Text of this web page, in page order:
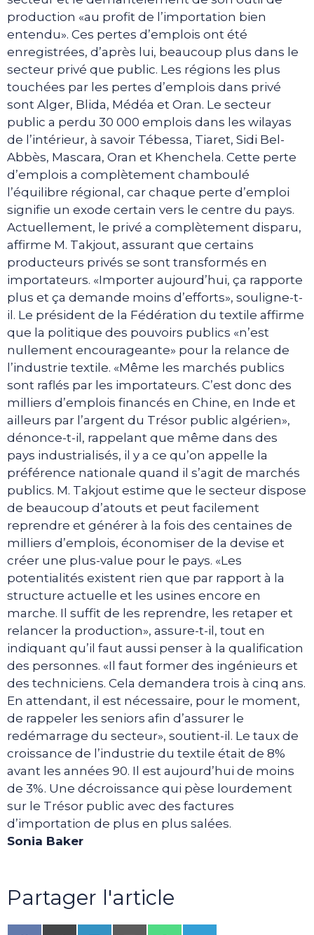
production «au profit de l’importation bien
entendu». Ces pertes d’emplois ont été
enregistrées, d’après lui, beaucoup plus dans le
secteur privé que public. Les régions les plus
touchées par les pertes d’emplois dans privé
sont Alger, Blida, Médéa et Oran. Le secteur
public a perdu 30 000 emplois dans les wilayas
de l’intérieur, à savoir Tébessa, Tiaret, Sidi Bel-
Abbès, Mascara, Oran et Khenchela. Cette perte
d’emplois a complètement chamboulé
l’équilibre régional, car chaque perte d’emploi
signifie un exode certain vers le centre du pays.
Actuellement, le privé a complètement disparu,
affirme M. Takjout, assurant que certains
producteurs privés se sont transformés en
importateurs. «Importer aujourd’hui, ça rapporte
plus et ça demande moins d’efforts», souligne-t-
il. Le président de la Fédération du textile affirme
que la politique des pouvoirs publics «n’est
nullement encourageante» pour la relance de
l’industrie textile. «Même les marchés publics
sont raflés par les importateurs. C’est donc des
milliers d’emplois financés en Chine, en Inde et
ailleurs par l’argent du Trésor public algérien»,
dénonce-t-il, rappelant que même dans des
pays industrialisés, il y a ce qu’on appelle la
préférence nationale quand il s’agit de marchés
publics. M. Takjout estime que le secteur dispose
de beaucoup d’atouts et peut facilement
reprendre et générer à la fois des centaines de
milliers d’emplois, économiser de la devise et
créer une plus-value pour le pays. «Les
potentialités existent rien que par rapport à la
structure actuelle et les usines encore en
marche. Il suffit de les reprendre, les retaper et
relancer la production», assure-t-il, tout en
indiquant qu’il faut aussi penser à la qualification
des personnes. «Il faut former des ingénieurs et
des techniciens. Cela demandera trois à cinq ans.
En attendant, il est nécessaire, pour le moment,
de rappeler les seniors afin d’assurer le
redémarrage du secteur», soutient-il. Le taux de
croissance de l’industrie du textile était de 8%
avant les années 90. Il est aujourd’hui de moins
de 3%. Une décroissance qui pèse lourdement
sur le Trésor public avec des factures
d’importation de plus en plus salées.
Sonia Baker
Partager l'article